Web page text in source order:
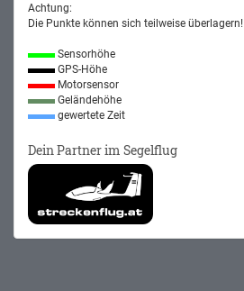
Achtung:
Die Punkte können sich teilweise überlagern!
Sensorhöhe
GPS-Höhe
Motorsensor
Geländehöhe
gewertete Zeit
Dein Partner im Segelflug